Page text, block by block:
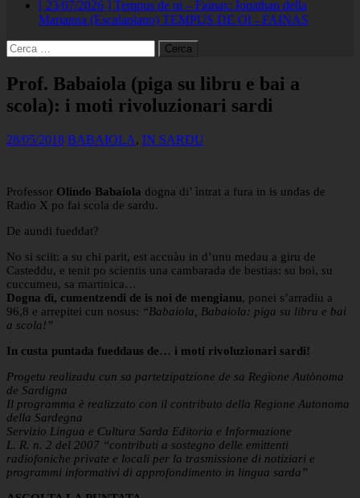
[ 23/07/2026 ] Tempus de oi – Fainas: Jonathan della
Marianna (Escalaplano) TEMPUS DE OI - FAINAS
Ricerca
per:
Prof. Babaiola (piga su libru e bai a
scola): i moti rivoluzionari sardi
28/05/2018 BABAIOLA, IN SARDU
Professor Olindo Babaiola dogna di’ ìntrat a fura in is undas de
Radio X po fai scola de sardu.
De aundi fueddat?
No si sciit: a su chi parit, est accuàu in d’unu medau a giru de
Casteddu, e tenit po scientis una cambarada de bestias: su boi, su
cuccumeu, sa martinica…
Dogna dì, cumentzendi de is noi de mengianu, ponei s’arradiu a
96,8 e arrepitei cun nosus: “Babaiola, Babaiola: piga su libru e bai
a scola!”
In custa puntada fueddaus de… i moti rivoluzionari sardi!
Progetu realizadu cun sa partetzipatzione de sa Regione Autònoma
de Sardigna
Il programma è realizzato con il contributo della Regione Autonoma
della Sardegna
Servizio Lingua e Cultura Sarda Editoria e Informazione
L. R. n. 2 del 2007 “contributi a sostegno delle emittenti
radiofoniche private e locali per la trasmissione di notiziari e
programmi informativi di approfondimento in lingua sarda”